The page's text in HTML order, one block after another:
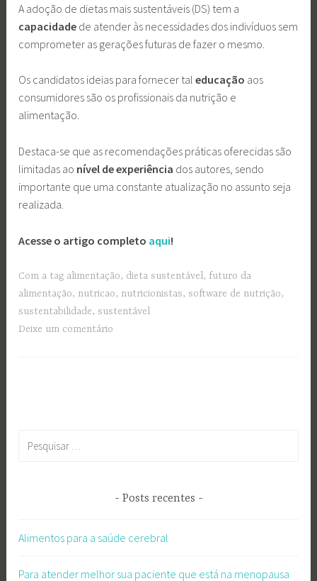
A adoção de dietas mais sustentáveis ​​(DS) tem a
capacidade de atender às necessidades dos indivíduos sem
comprometer as gerações futuras de fazer o mesmo.
Os candidatos ideias para fornecer taleducação aos
consumidores são os profissionais da nutrição e
alimentação.
Destaca-se que as recomendações práticas oferecidas são
limitadas ao nível de experiência dos autores, sendo
importante que uma constante atualização no assunto seja
realizada.
Acesse o artigo completo aqui!
Com a tag alimentação, dieta sustentável, futuro da
alimentação, nutricao, nutricionistas,software de nutrição,
sustentabilidade,sustentável
Deixe um comentário
Posts recentes
Alimentos para a saúde cerebral
Para atender melhor sua paciente que está na menopausa